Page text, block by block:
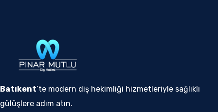
Batıkent’te modern diş hekimliği hizmetleriyle sağlıklı
gülüşlere adım atın.